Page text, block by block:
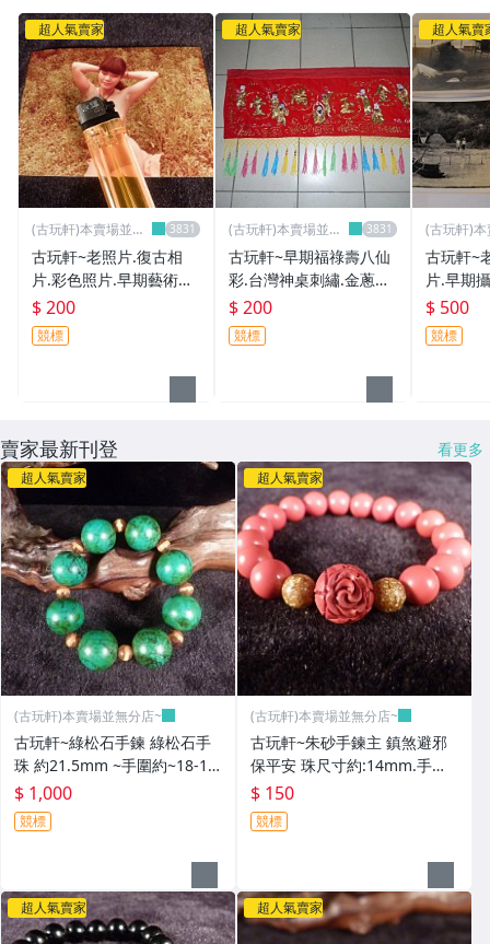
超人氣賣家
(古玩軒)本賣場並無
古玩軒~老照片.復古相
片.彩色照片.早期藝術照.
女體寫真.裸女寫真.女體
之美.ABC240
$ 200
競標
超人氣賣家
(古玩軒)本賣場並無
古玩軒~早期福祿壽八仙
彩.台灣神桌刺繡.金蔥繡.
福祿壽.尺寸約39X106公
分.PPP23
$ 200
競標
超人氣賣
(古玩軒)
古玩軒~
片.早期
活.竹筏.
草屋.等
人.斗笠
$ 500
競標
賣家最新刊登 看更多
超人氣賣家
(古玩軒)本賣場並無分店~
古玩軒~綠松石手鍊 綠松石手
珠 約21.5mm ~手圍約~18-19
~GGG95
$ 1,000
競標
超人氣賣家
(古玩軒)本賣場並無分店~
古玩軒~朱砂手鍊主 鎮煞避邪
保平安 珠尺寸約:14mm.手圍
約~17-18-GGG94
$ 150
競標
超人氣賣家 超人氣賣家